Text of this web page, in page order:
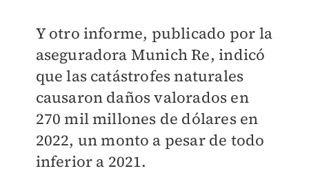
Y otro informe, publicado por la
aseguradora Munich Re, indicó
que las catástrofes naturales
causaron daños valorados en
270 mil millones de dólares en
2022, un monto a pesar de todo
inferior a 2021.